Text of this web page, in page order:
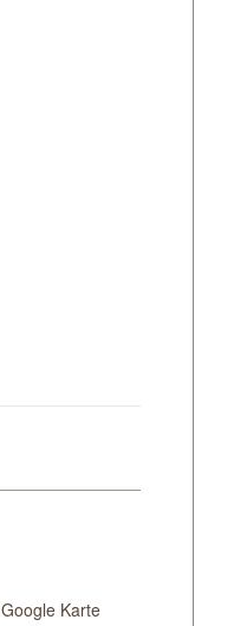
Google Karte